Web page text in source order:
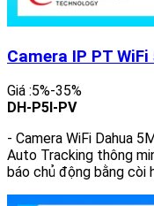
Camera IP PT
Giá :5%-35%
DH-P5I-PV
- Camera WiFi Dahua
Auto Tracking thông
báo chủ động bằng còi